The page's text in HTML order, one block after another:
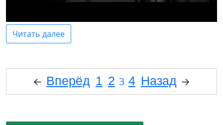
Читать далее
← Вперёд 1 2 3 4 Назад →